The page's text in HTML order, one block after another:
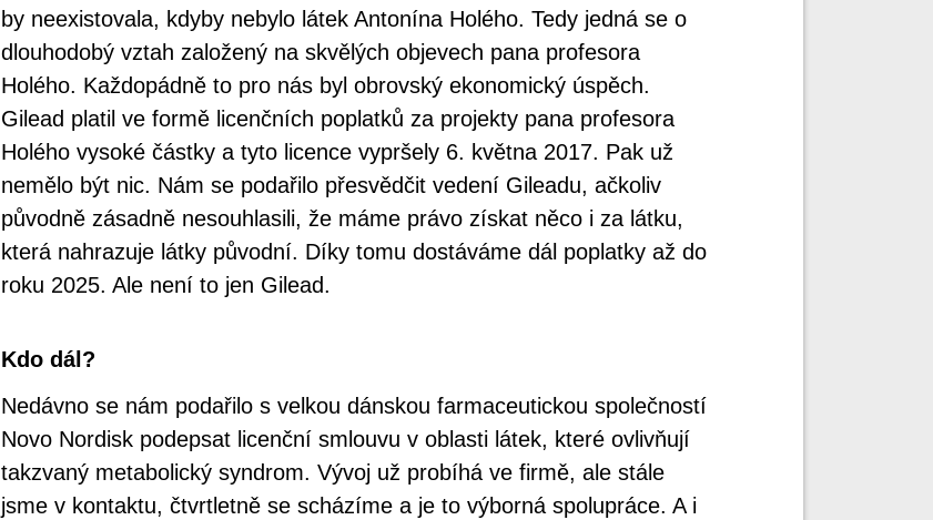
by neexistovala, kdyby nebylo látek Antonína Holého. Tedy jedná se o
dlouhodobý vztah založený na skvělých objevech pana profesora
Holého. Každopádně to pro nás byl obrovský ekonomický úspěch.
Gilead platil ve formě licenčních poplatků za projekty pana profesora
Holého vysoké částky a tyto licence vypršely 6. května 2017. Pak už
nemělo být nic. Nám se podařilo přesvědčit vedení Gileadu, ačkoliv
původně zásadně nesouhlasili, že máme právo získat něco i za látku,
která nahrazuje látky původní. Díky tomu dostáváme dál poplatky až do
roku 2025. Ale není to jen Gilead.
Kdo dál?
Nedávno se nám podařilo s velkou dánskou farmaceutickou společností
Novo Nordisk podepsat licenční smlouvu v oblasti látek, které ovlivňují
takzvaný metabolický syndrom. Vývoj už probíhá ve firmě, ale stále
jsme v kontaktu, čtvrtletně se scházíme a je to výborná spolupráce. A i